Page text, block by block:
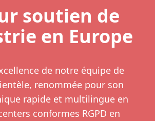
soutien de
en Europe
de notre équipe de
renommée pour son
rapide et multilingue en
conformes RGPD en